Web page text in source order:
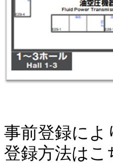
事前登録に
登録方法